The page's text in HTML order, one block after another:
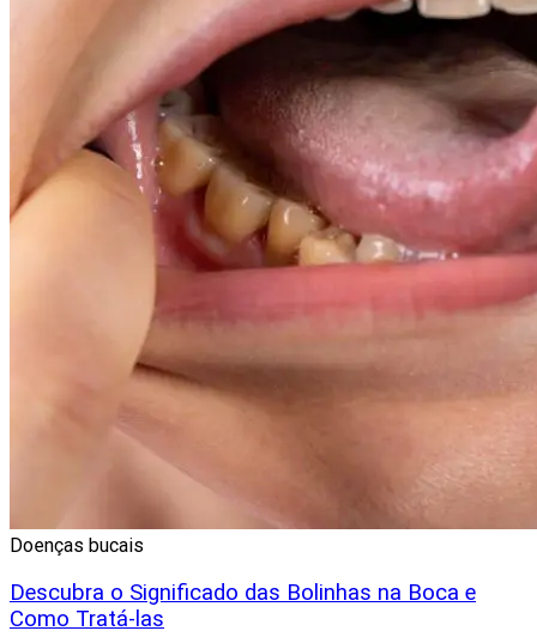
Doenças bucais
Descubra o Significado das Bolinhas na Boca e
Como Tratá-las